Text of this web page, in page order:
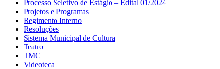
Processo Seletivo de Estágio – Edital 01/2024
Projetos e Programas
Regimento Interno
Resoluções
Sistema Municipal de Cultura
Teatro
TMC
Videoteca